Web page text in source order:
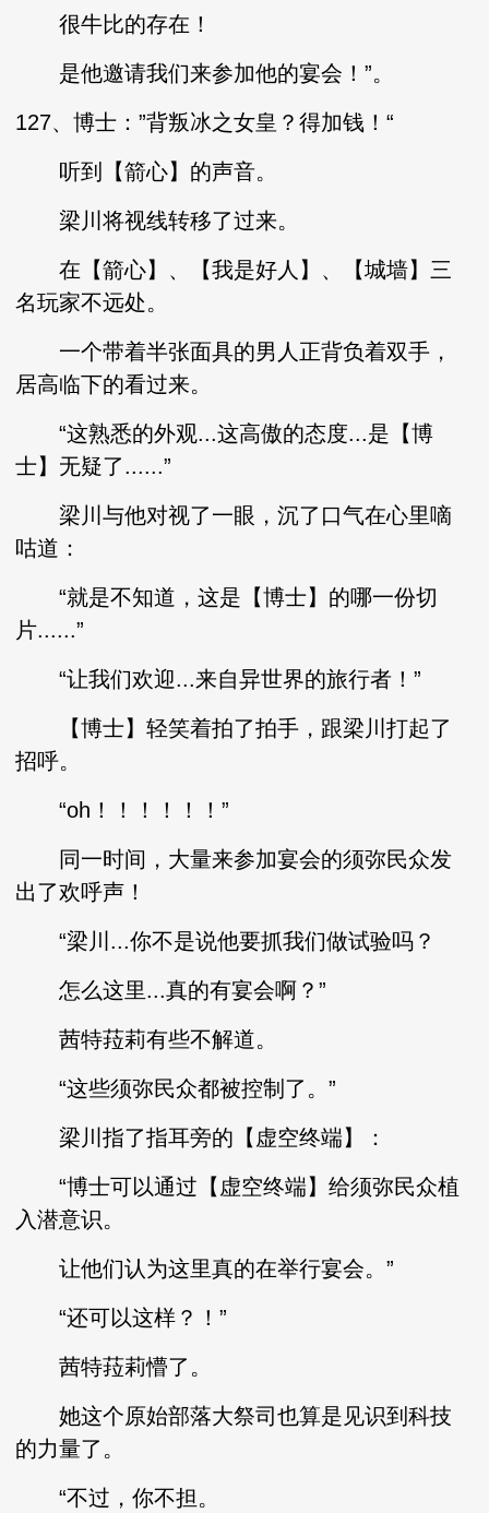
很牛比的存在！
是他邀请我们来参加他的宴会！”。
127、博士：”背叛冰之女皇？得加钱！“
听到【箭心】的声音。
梁川将视线转移了过来。
在【箭心】、【我是好人】、【城墙】三
名玩家不远处。
一个带着半张面具的男人正背负着双手，
居高临下的看过来。
“这熟悉的外观...这高傲的态度...是【博
士】无疑了......”
梁川与他对视了一眼，沉了口气在心里嘀
咕道：
“就是不知道，这是【博士】的哪一份切
片......”
“让我们欢迎...来自异世界的旅行者！”
【博士】轻笑着拍了拍手，跟梁川打起了
招呼。
“oh！！！！！！”
同一时间，大量来参加宴会的须弥民众发
出了欢呼声！
“梁川...你不是说他要抓我们做试验吗？
怎么这里...真的有宴会啊？”
茜特菈莉有些不解道。
“这些须弥民众都被控制了。”
梁川指了指耳旁的【虚空终端】：
“博士可以通过【虚空终端】给须弥民众植
入潜意识。
让他们认为这里真的在举行宴会。”
“还可以这样？！”
茜特菈莉懵了。
她这个原始部落大祭司也算是见识到科技
的力量了。
“不过，你不担。